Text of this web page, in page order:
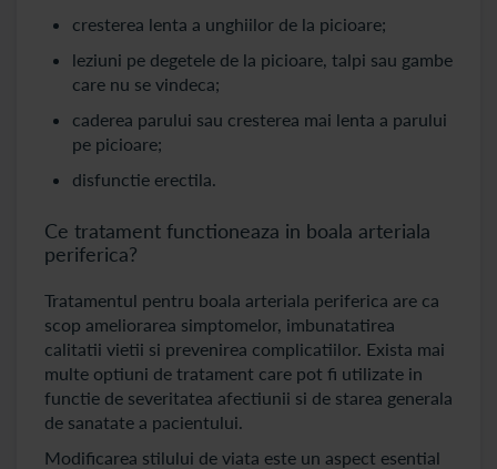
cresterea lenta a unghiilor de la picioare;
leziuni pe degetele de la picioare, talpi sau gambe
care nu se vindeca;
caderea parului sau cresterea mai lenta a parului
pe picioare;
disfunctie erectila.
Ce tratament functioneaza in boala arteriala
periferica?
Tratamentul pentru boala arteriala periferica are ca
scop ameliorarea simptomelor, imbunatatirea
calitatii vietii si prevenirea complicatiilor. Exista mai
multe optiuni de tratament care pot fi utilizate in
functie de severitatea afectiunii si de starea generala
de sanatate a pacientului.
Modificarea stilului de viata este un aspect esential